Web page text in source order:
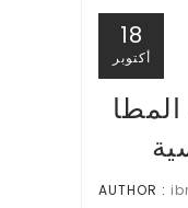
18
أكتوبر
AUTHOR :